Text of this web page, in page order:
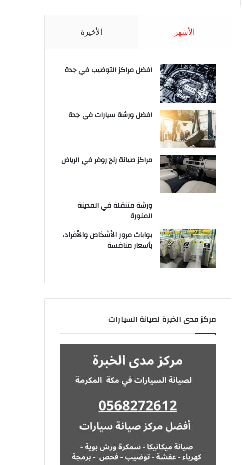
الأشهر الأخيرة
افضل مراكز التوضيب في جدة
افضل ورشة سيارات في جدة
مراكز صيانة رنج روفر في الرياض
ورشة متنقلة في المدينة
المنورة
بوابات مرور الأشخاص والأفراد،
بأسعار منافسة
مركز مدى الخبرة لصيانة السيارات